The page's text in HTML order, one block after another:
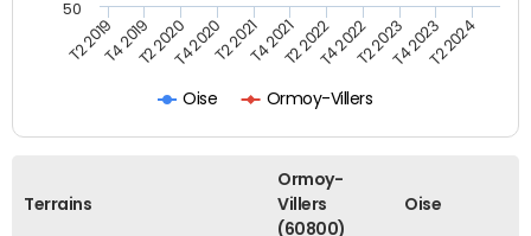
Oise Ormoy-Villers
T2 2019T4 2019T2 2020T4 2020T2 2021T4 2021T2 2022T4 2022T2 2023T4 2023T2 2024
50
Terrains
Ormoy-
Villers
(60800)
Oise